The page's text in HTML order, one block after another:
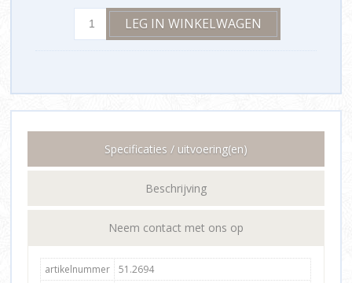
Specificaties / uitvoering(en)
Beschrijving
Neem contact met ons op
artikelnummer
51.2694